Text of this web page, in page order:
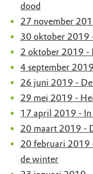
dood
27 november
30 oktober 2019
2 oktober 2019 -
4 september
26 juni 2019 -
29 mei 2019 -
17 april 2019 - In
20 maart 2019 -
20 februari 2019
de winter